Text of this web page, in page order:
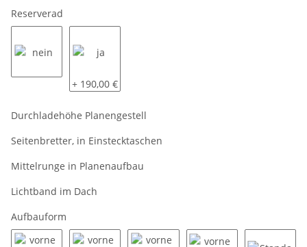
Reserverad
ja
+ 190,00 €
Durchladehöhe Planengestell
Seitenbretter, in Einstecktaschen
Mittelrunge in Planenaufbau
Lichtband im Dach
Aufbauform